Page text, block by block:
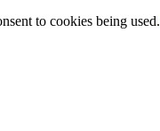
to cookies being used.